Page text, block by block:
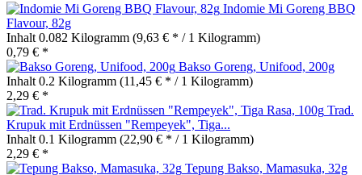
Indomie Mi Goreng BBQ
Flavour, 82g
Inhalt 0.082 Kilogramm (9,63 € * / 1 Kilogramm)
0,79 € *
Bakso Goreng, Unifood, 200g
Inhalt 0.2 Kilogramm (11,45 € * / 1 Kilogramm)
2,29 € *
Trad.
Krupuk mit Erdnüssen "Rempeyek", Tiga...
Inhalt 0.1 Kilogramm (22,90 € * / 1 Kilogramm)
2,29 € *
Tepung Bakso, Mamasuka, 32g